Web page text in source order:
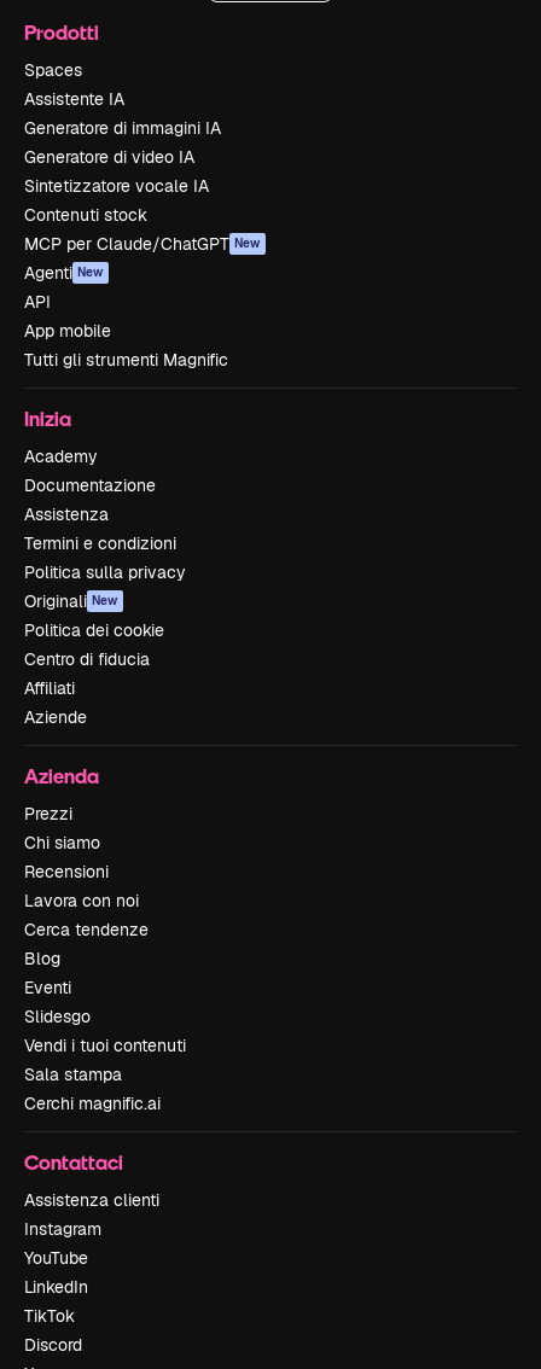
Prodotti
Spaces
Assistente IA
Generatore di immagini IA
Generatore di video IA
Sintetizzatore vocale IA
Contenuti stock
MCP per Claude/ChatGPT New
Agenti New
API
App mobile
Tutti gli strumenti Magnific
Inizia
Academy
Documentazione
Assistenza
Termini e condizioni
Politica sulla privacy
Originali New
Politica dei cookie
Centro di fiducia
Affiliati
Aziende
Azienda
Prezzi
Chi siamo
Recensioni
Lavora con noi
Cerca tendenze
Blog
Eventi
Slidesgo
Vendi i tuoi contenuti
Sala stampa
Cerchi magnific.ai
Contattaci
Assistenza clienti
Instagram
YouTube
LinkedIn
TikTok
Discord